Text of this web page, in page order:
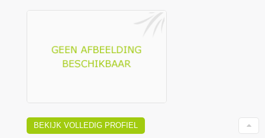
BEKIJK VOLLEDIG PROFIEL